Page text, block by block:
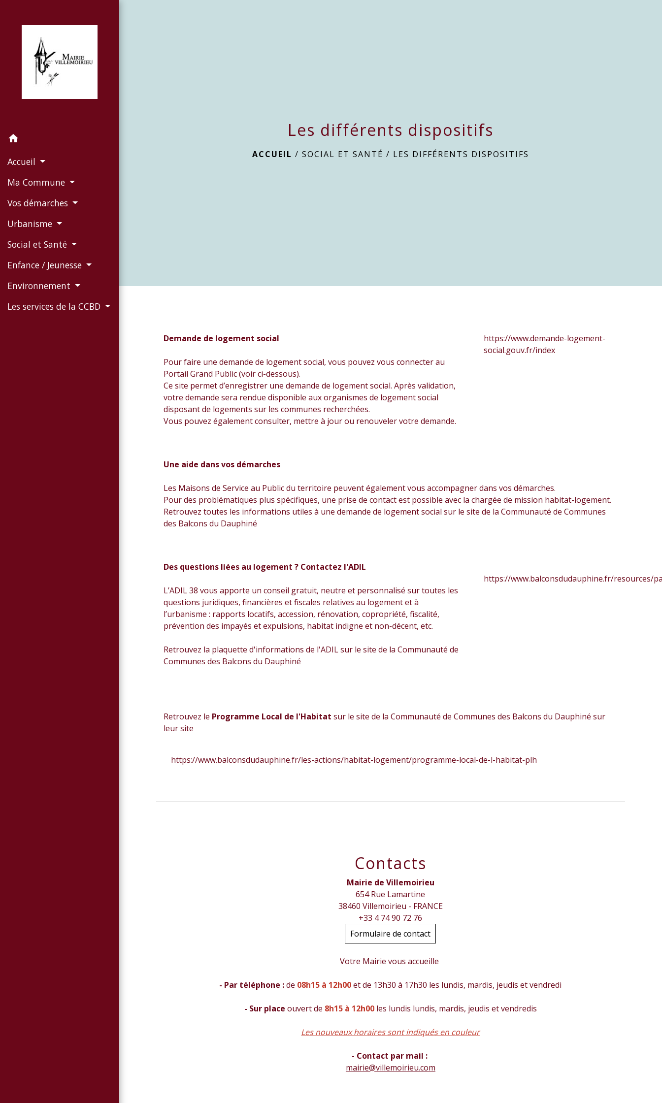
home
Accueil
Ma Commune
Vos démarches
Urbanisme
Social et Santé
Enfance / Jeunesse
Environnement
Les services de la CCBD
Les différents dispositifs
ACCUEIL / SOCIAL ET SANTÉ / LES DIFFÉRENTS DISPOSITIFS
Demande de logement social
Pour faire une demande de logement social, vous pouvez vous connecter au
Portail Grand Public (voir ci-dessous).
Ce site permet d’enregistrer une demande de logement social. Après validation,
votre demande sera rendue disponible aux organismes de logement social
disposant de logements sur les communes recherchées.
Vous pouvez également consulter, mettre à jour ou renouveler votre demande.
https://www.demande-logement-
social.gouv.fr/index
Une aide dans vos démarches
Les Maisons de Service au Public du territoire peuvent également vous accompagner dans vos démarches.
Pour des problématiques plus spécifiques, une prise de contact est possible avec la chargée de mission habitat-logement.
Retrouvez toutes les informations utiles à une demande de logement social sur le site de la Communauté de Communes
des Balcons du Dauphiné
Des questions liées au logement ? Contactez l'ADIL
L’ADIL 38 vous apporte un conseil gratuit, neutre et personnalisé sur toutes les
questions juridiques, financières et fiscales relatives au logement et à
l’urbanisme : rapports locatifs, accession, rénovation, copropriété, fiscalité,
prévention des impayés et expulsions, habitat indigne et non-décent, etc.
Retrouvez la plaquette d'informations de l'ADIL sur le site de la Communauté de
Communes des Balcons du Dauphiné
https://www.balconsdudauphine.fr/resources/
Retrouvez le Programme Local de l'Habitat sur le site de la Communauté de Communes des Balcons du Dauphiné sur
leur site
https://www.balconsdudauphine.fr/les-actions/habitat-logement/programme-local-de-l-habitat-plh
Contacts
Mairie de Villemoirieu
654 Rue Lamartine
38460 Villemoirieu - FRANCE
+33 4 74 90 72 76
Formulaire de contact
Votre Mairie vous accueille
- Par téléphone :de 08h15 à 12h00et de 13h30 à 17h30 les lundis, mardis, jeudis et vendredi
- Sur place ouvert de 8h15 à 12h00les lundis lundis, mardis, jeudis et vendredis
Les nouveaux horaires sont indiqués en couleur
- Contact par mail :
mairie@villemoirieu.com